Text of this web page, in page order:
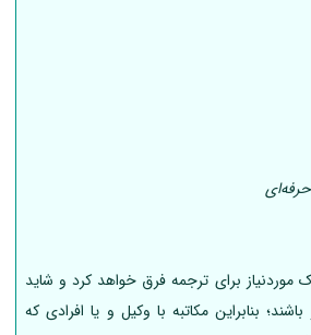
موردنیاز برای ترجمه فرق خواهد کرد و شاید
بنابراین مکاتبه با وکیل و یا افرادی که